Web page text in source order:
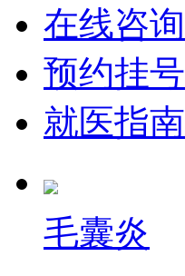
在线咨询
预约挂号
就医指南
毛囊炎